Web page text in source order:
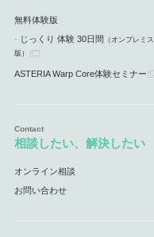
無料体験版
じっくり 体験 30日間 （オンプレミス
版）
ASTERIA Warp Core体験セミナー
相談したい、解決したい
オンライン相談
お問い合わせ